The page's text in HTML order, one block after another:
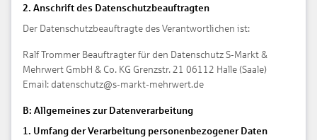
2. Anschrift des Datenschutzbeauftragten
Der Datenschutzbeauftragte des Verantwortlichen ist:
Ralf Trommer Beauftragter für den Datenschutz S-Markt &
Mehrwert GmbH & Co. KG Grenzstr. 21 06112 Halle (Saale)
Email: datenschutz@s-markt-mehrwert.de
B: Allgemeines zur Datenverarbeitung
1. Umfang der Verarbeitung personenbezogener Daten